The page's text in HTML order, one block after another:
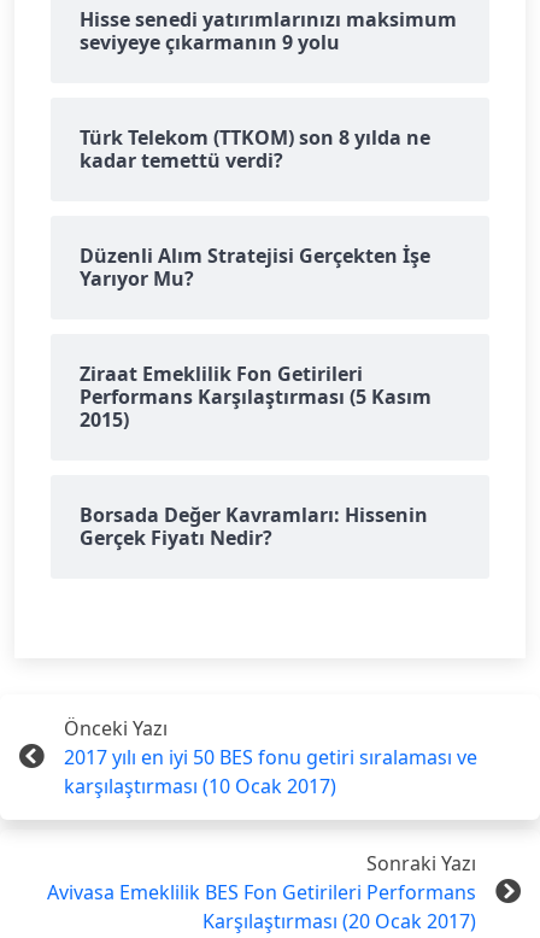
Hisse senedi yatırımlarınızı maksimum
seviyeye çıkarmanın 9 yolu
Türk Telekom (TTKOM) son 8 yılda ne
kadar temettü verdi?
Düzenli Alım Stratejisi Gerçekten İşe
Yarıyor Mu?
Ziraat Emeklilik Fon Getirileri
Performans Karşılaştırması (5 Kasım
2015)
Borsada Değer Kavramları: Hissenin
Gerçek Fiyatı Nedir?
Önceki Yazı
2017 yılı en iyi 50 BES fonu getiri sıralaması ve
karşılaştırması (10 Ocak 2017)
Sonraki Yazı
Avivasa Emeklilik BES Fon Getirileri Performans
Karşılaştırması (20 Ocak 2017)